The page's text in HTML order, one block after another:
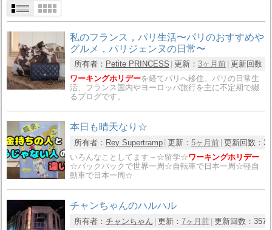
私のフランス，パリ生活〜パリのおすすめや
グルメ，パリジェンヌの日常〜
所有者： Petite PRINCESS 更新： 3ヶ月前 更新回数：
ワーキングホリデーを経てパリへ移住。パリの日常生
活、フランス国内やヨーロッパ旅行を主に不定期で綴
るブログです。
本日も晴天なり☆
所有者： Rey Supertramp 更新： 5ヶ月前 更新回数：
いろんなことしてます～☆留学☆ワーキングホリデー
☆バックパックで世界一周☆自転車で日本一周☆軽自
動車で日本一周☆
チャンちゃんのハルハル
所有者： チャンちゃん 更新： 7ヶ月前 更新回数： 357